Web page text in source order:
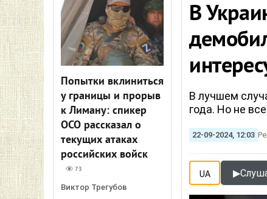
Попытки вклиниться
у границы и прорыв
к Лиману: спикер
ОСО рассказал о
текущих атаках
российских войск
73
Виктор Трегубов
В
В лучшем
года. Но не
22-09-2024, 12:03
UA ▶